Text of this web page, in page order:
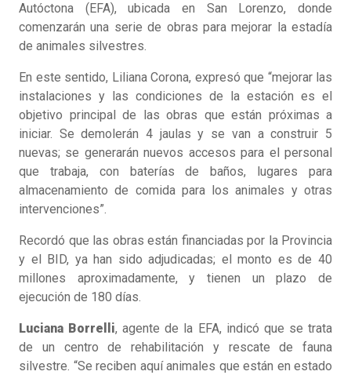
Autóctona (EFA), ubicada en San Lorenzo, donde
comenzarán una serie de obras para mejorar la estadía
de animales silvestres.
En este sentido, Liliana Corona, expresó que “mejorar las
instalaciones y las condiciones de la estación es el
objetivo principal de las obras que están próximas a
iniciar. Se demolerán 4 jaulas y se van a construir 5
nuevas; se generarán nuevos accesos para el personal
que trabaja, con baterías de baños, lugares para
almacenamiento de comida para los animales y otras
intervenciones”.
Recordó que las obras están financiadas por la Provincia
y el BID, ya han sido adjudicadas; el monto es de 40
millones aproximadamente, y tienen un plazo de
ejecución de 180 días.
Luciana Borrelli, agente de la EFA, indicó que se trata
de un centro de rehabilitación y rescate de fauna
silvestre. “Se reciben aquí animales que están en estado